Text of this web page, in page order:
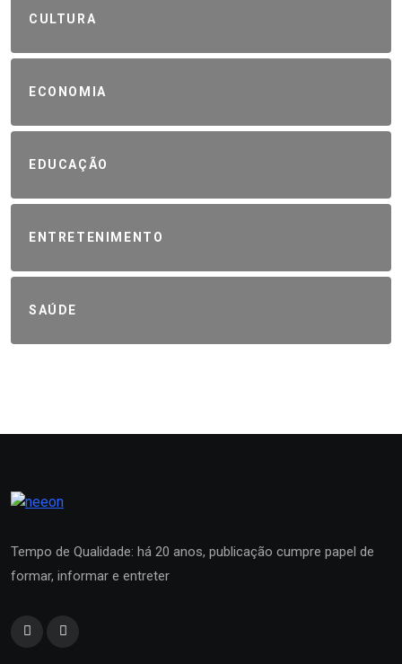
CULTURA
ECONOMIA
EDUCAÇÃO
ENTRETENIMENTO
SAÚDE
Tempo de Qualidade: há 20 anos, publicação cumpre papel de
formar, informar e entreter